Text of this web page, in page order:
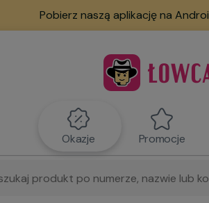
Pobierz naszą aplikację na
Okazje Promocje